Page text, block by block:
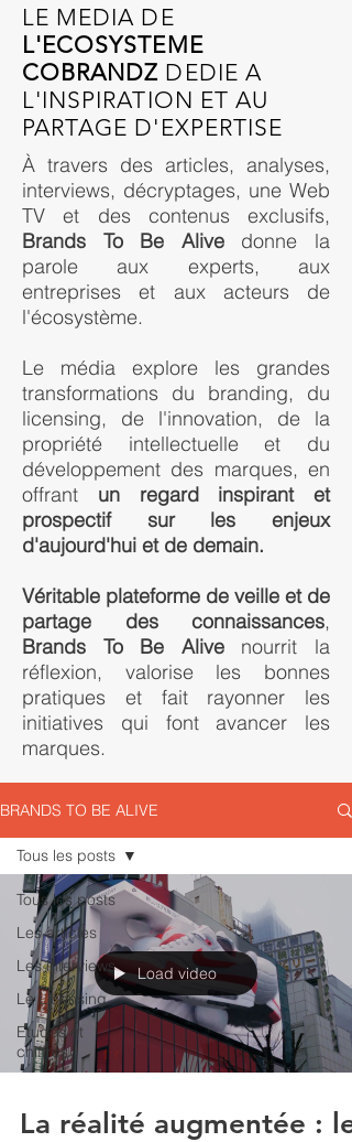
LE MEDIA DE
L'ECOSYSTEME
COBRANDZ DEDIE A
L'INSPIRATION ET AU
PARTAGE D'EXPERTISE
À travers des articles, analyses,
interviews, décryptages, une Web
TV et des contenus exclusifs,
Brands To Be Alivedonne la
parole aux experts, aux
entreprises et aux acteurs de
l'écosystème.
Le média explore les grandes
transformations du branding, du
licensing, de l'innovation, de la
propriété intellectuelle et du
développement des marques, en
offrant un regard inspirant et
prospectif sur les enjeux
d'aujourd'hui et de demain.
Véritable plateforme de veille et de
partage des connaissances,
Brands To Be Alivenourrit la
réflexion, valorise les bonnes
pratiques et fait rayonner les
initiatives qui font avancer les
marques.
BRANDS TO BE ALIVE
Tous les posts
Les articles
Les interviews
Le Licensing
Etudes et
chiffres
Tous les posts
Load video
La réalité augmentée : le